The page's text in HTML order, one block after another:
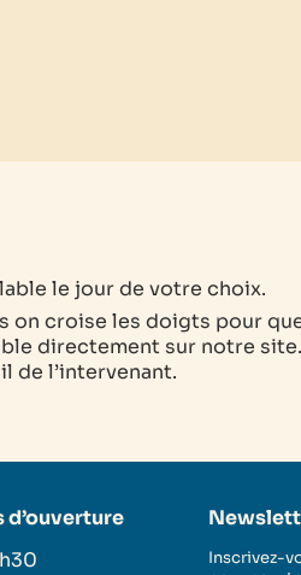
le jour de votre choix.
on croise les doigts pour
directement sur notre site.
de l’intervenant.
d’ouverture
Inscrivez-